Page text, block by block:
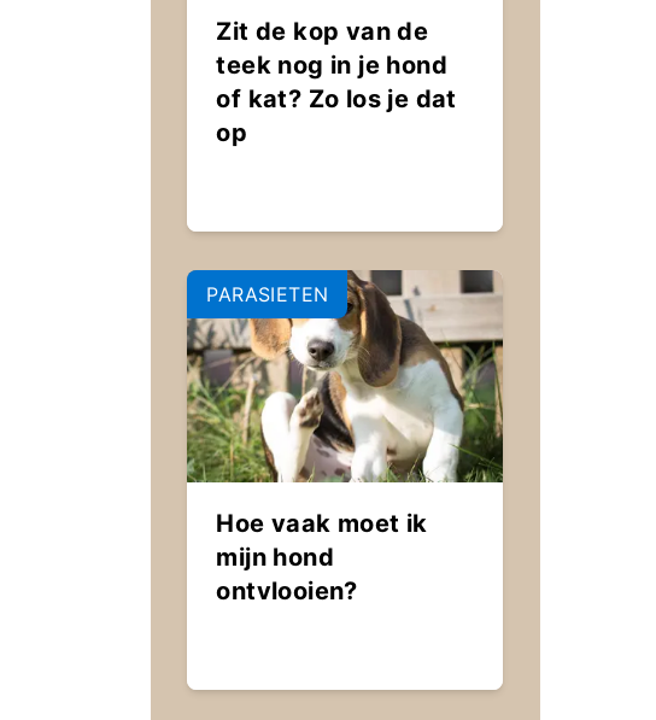
Zit de kop van de
teek nog in je hond
of kat? Zo los je dat
op
PARASIETEN
Hoe vaak moet ik
mijn hond
ontvlooien?